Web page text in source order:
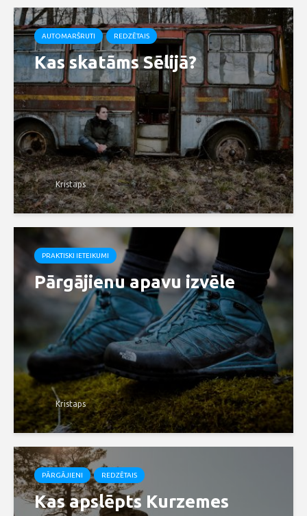
AUTOMARŠRUTI REDZĒTAIS
Kas skatāms Sēlijā?
Kristaps
PRAKTISKI IETEIKUMI
Pārgājienu apavu izvēle
Kristaps
PĀRGĀJIENI REDZĒTAIS
Kas apslēpts Kurzemes